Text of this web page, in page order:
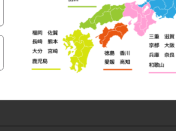
【すし半】梅の花50周年記
念！50％増量キャンペーン